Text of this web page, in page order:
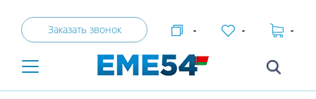
Заказать звонок - - -